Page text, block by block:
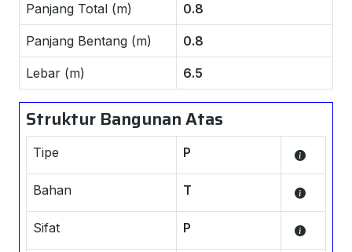
Panjang Total (m) 0.8
Panjang Bentang (m) 0.8
Lebar (m) 6.5
Struktur Bangunan Atas
Tipe P
Bahan T
Sifat P